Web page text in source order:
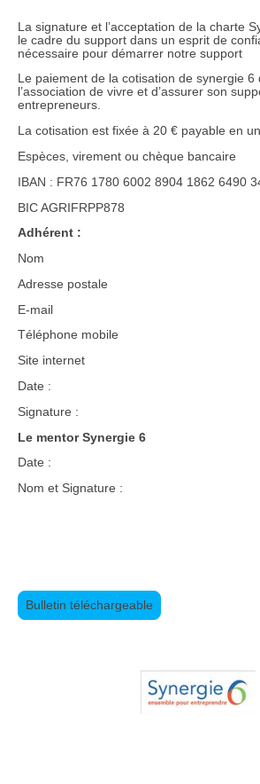
La signature et l’acceptation de la charte
le cadre du support dans un esprit de
nécessaire pour démarrer notre support
Le paiement de la cotisation de synergie 6
l’association de vivre et d’assurer son
entrepreneurs.
La cotisation est fixée à 20 € payable en
Espèces, virement ou chèque bancaire
IBAN : FR76 1780 6002 8904 1862 6490
BIC AGRIFRPP878
Adhérent :
Nom
Adresse postale
E-mail
Téléphone mobile
Site internet
Date :
Signature :
Le mentor Synergie 6
Date :
Nom et Signature :
Bulletin téléchargeable